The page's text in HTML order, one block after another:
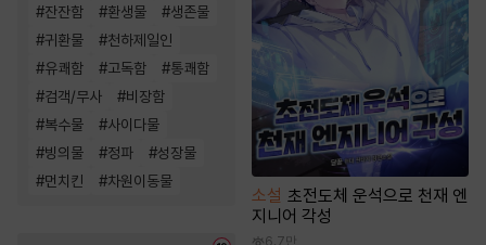
#잔잔함 #환생물 #생존물
#귀환물 #천하제일인
#유쾌함 #고독함 #통쾌함
#검객/무사 #비장함
#복수물 #사이다물
#빙의물 #정파 #성장물
#먼치킨 #차원이동물
소설 초전도체 운석으로 천재 엔
지니어 각성
6.7만